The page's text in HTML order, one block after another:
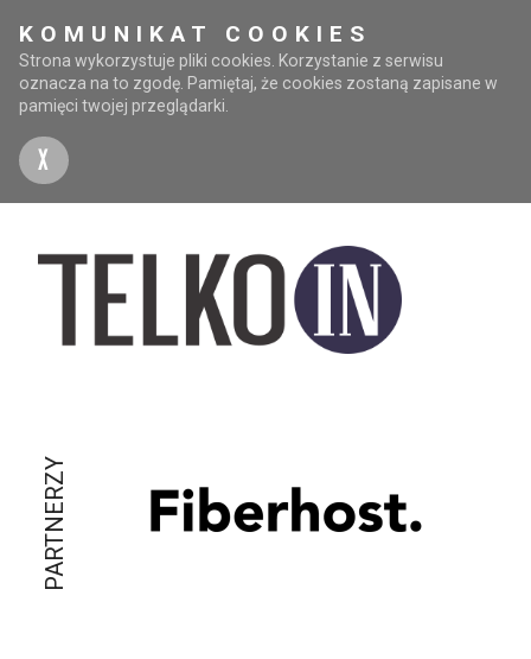
KOMUNIKAT COOKIES
Strona wykorzystuje pliki cookies. Korzystanie z serwisu
oznacza na to zgodę. Pamiętaj, że cookies zostaną zapisane w
pamięci twojej przeglądarki.
X
PARTNERZY